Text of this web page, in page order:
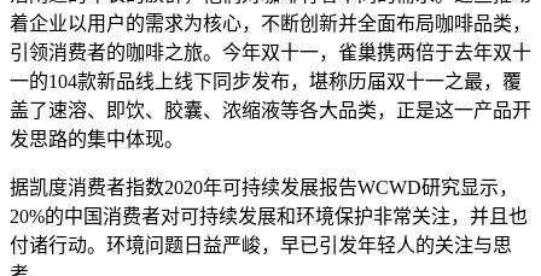
着企业以用户的需求为核心，不断创新并全面布局咖啡品类，
引领消费者的咖啡之旅。今年双十一，雀巢携两倍于去年双十
一的104款新品线上线下同步发布，堪称历届双十一之最，覆
盖了速溶、即饮、胶囊、浓缩液等各大品类，正是这一产品开
发思路的集中体现。
据凯度消费者指数2020年可持续发展报告WCWD研究显示，
20%的中国消费者对可持续发展和环境保护非常关注，并且也
付诸行动。环境问题日益严峻，早已引发年轻人的关注与思